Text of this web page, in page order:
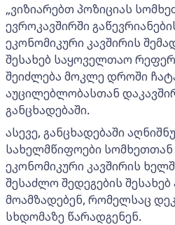
„ვიზიარებთ პოზიციას
ევროკავშირში
ეკონომიკური კავშირის
შესახებ საყოველთაო
შეიძლება მოკლე დროში
აუცილებლობასთან
განცხადებაში.
ასევე, განცხადებაში
სახელმწიფოები
ეკონომიკური კავშირის
შესაძლო შედეგების შესახებ
მოამზადებენ, რომელსაც
სხდომაზე წარადგენენ.